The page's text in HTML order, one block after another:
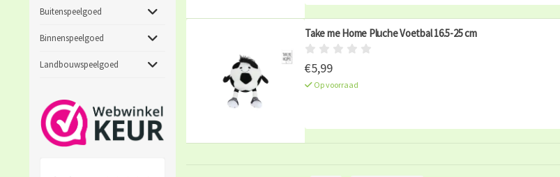
Buitenspeelgoed
Binnenspeelgoed
Landbouwspeelgoed
Take me Home Pluche Voetbal 16.5-25 cm
€5,99
Op voorraad